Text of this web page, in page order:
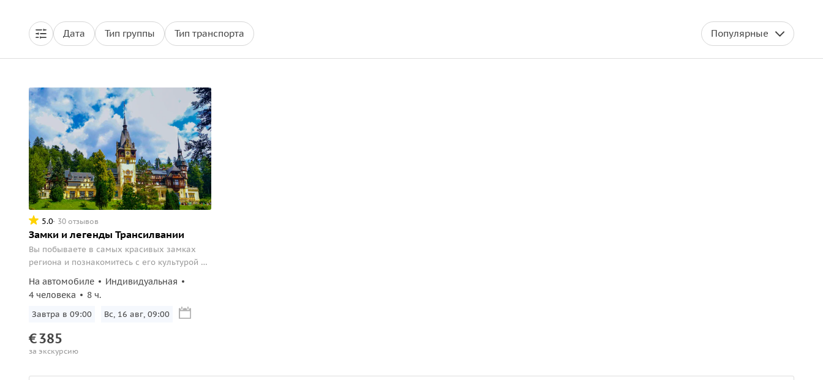
Дата Тип группы Тип транспорта Популярные
5.0 30 отзывов
Замки и легенды Трансилвании
Вы побываете в самых красивых замках
региона и познакомитесь с его культурой и
фактами о королевской резиденции, помогу
разделить правду и вымысел в рассказах о
графе Дракуле.
На автомобиле
Индивидуальная
4 человека
8 ч.
Завтра в 09:00 Вс, 16 авг, 09:00
€385
за экскурсию